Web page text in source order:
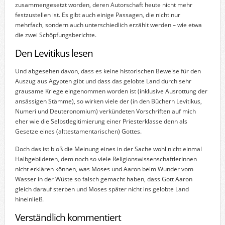
zusammengesetzt worden, deren Autorschaft heute nicht mehr
festzustellen ist. Es gibt auch einige Passagen, die nicht nur
mehrfach, sondern auch unterschiedlich erzählt werden – wie etwa
die zwei Schöpfungsberichte.
Den Levitikus lesen
Und abgesehen davon, dass es keine historischen Beweise für den
Auszug aus Ägypten gibt und dass das gelobte Land durch sehr
grausame Kriege eingenommen worden ist (inklusive Ausrottung der
ansässigen Stämme), so wirken viele der (in den Büchern Levitikus,
Numeri und Deuteronomium) verkündeten Vorschriften auf mich
eher wie die Selbstlegitimierung einer Priesterklasse denn als
Gesetze eines (alttestamentarischen) Gottes.
Doch das ist bloß die Meinung eines in der Sache wohl nicht einmal
Halbgebildeten, dem noch so viele ReligionswissenschaftlerInnen
nicht erklären können, was Moses und Aaron beim Wunder vom
Wasser in der Wüste so falsch gemacht haben, dass Gott Aaron
gleich darauf sterben und Moses später nicht ins gelobte Land
hineinließ.
Verständlich kommentiert